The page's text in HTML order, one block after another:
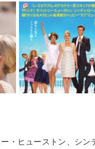
・ヒューストン、シ